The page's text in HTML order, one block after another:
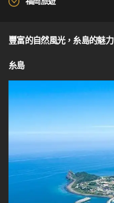
豐富的自然風光，糸島的魅力
糸島